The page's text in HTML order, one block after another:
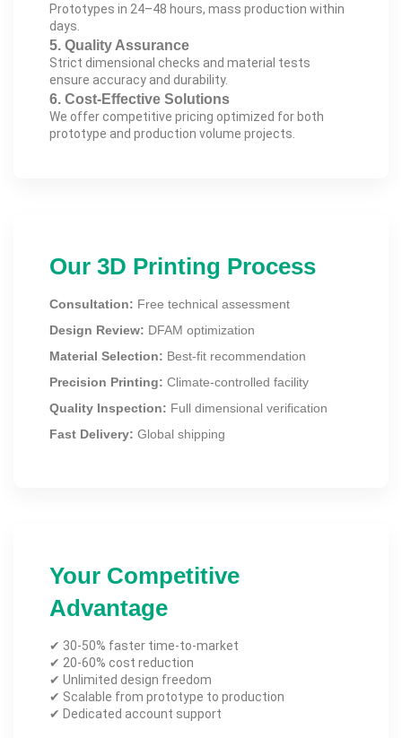
Prototypes in 24–48 hours, mass production within
days.
5. Quality Assurance
Strict dimensional checks and material tests
ensure accuracy and durability.
6. Cost-Effective Solutions
We offer competitive pricing optimized for both
prototype and production volume projects.
Our 3D Printing Process
Consultation: Free technical assessment
Design Review: DFAM optimization
Material Selection: Best-fit recommendation
Precision Printing: Climate-controlled facility
Quality Inspection: Full dimensional verification
Fast Delivery: Global shipping
Your Competitive
Advantage
✔ 30-50% faster time-to-market
✔ 20-60% cost reduction
✔ Unlimited design freedom
✔ Scalable from prototype to production
✔ Dedicated account support